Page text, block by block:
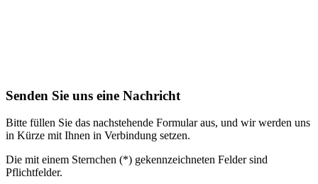
Senden Sie uns eine Nachricht
Bitte füllen Sie das nachstehende Formular aus, und wir werden uns
in Kürze mit Ihnen in Verbindung setzen.
Die mit einem Sternchen (*) gekennzeichneten Felder sind
Pflichtfelder.